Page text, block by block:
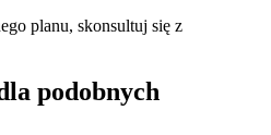
planu, skonsultuj się z
podobnych